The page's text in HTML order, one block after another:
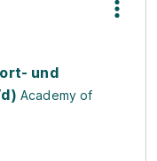
und
Academy of